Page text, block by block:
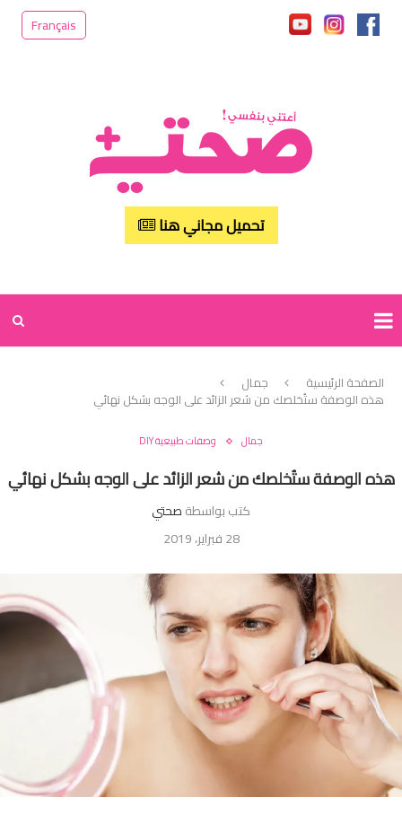
Français
تحميل مجاني هنا
الصفحة الرئيسية جمال
هذه الوصفة ستُخلصك من شعر الزائد على الوجه بشكل نهائي
جمال وصفات طبيعية DIY
هذه الوصفة ستُخلصك من شعر الزائد على الوجه بشكل نهائي
كتب بواسطةصحتي
28 فبراير، 2019